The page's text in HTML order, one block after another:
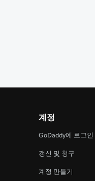
계정
GoDaddy에 로그인
갱신 및 청구
계정 만들기